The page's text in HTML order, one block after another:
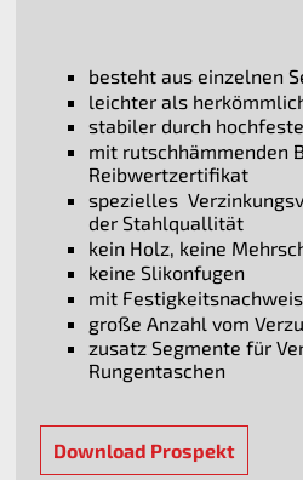
besteht aus einzelnen
leichter als
stabiler durch
mit rutschhämmenden
Reibwertzertifikat
spezielles
der Stahlquallität
kein Holz, keine
keine Slikonfugen
mit Festigkeitsnachweis
große Anzahl vom
zusatz Segmente für
Rungentaschen
Download Prospekt